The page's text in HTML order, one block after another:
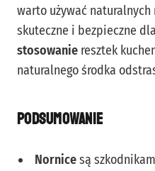
warto używać
skuteczne i bezpieczne
stosowanie resztek
naturalnego środka
Podsumowanie
Nornicesą